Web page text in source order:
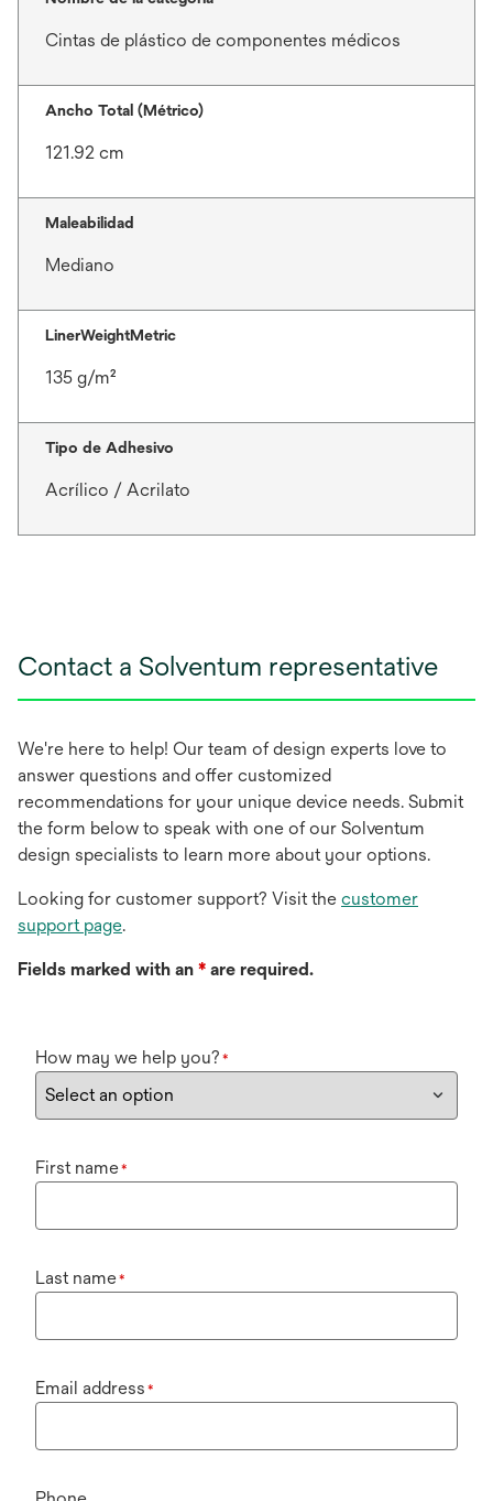
Cintas de plástico de componentes médicos
Ancho Total (Métrico)
121.92 cm
Maleabilidad
Mediano
LinerWeightMetric
135 g/m²
Tipo de Adhesivo
Acrílico / Acrilato
Contact a Solventum representative
We're here to help! Our team of design experts love to
answer questions and offer customized
recommendations for your unique device needs. Submit
the form below to speak with one of our Solventum
design specialists to learn more about your options.
Looking for customer support? Visit the customer
support page.
Fields marked with an * are required.
How may we help you? *
First name*
Last name*
Email address *